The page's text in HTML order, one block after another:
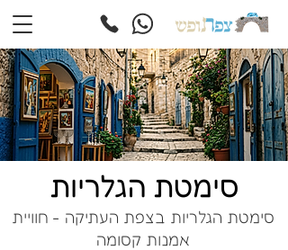
סימטת הגלריות
סימטת הגלריות בצפת העתיקה - חוויית
אמנות קסומה